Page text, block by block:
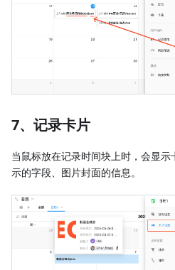
7、记录卡片
当鼠标放在记录时间块上时，会显
示的字段、图片封面的信息。